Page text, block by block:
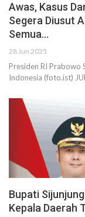
Awas, Kasus
Segera Diusut
Semua…
28 Jun 2025
Presiden RI Prabowo
Indonesia (foto.ist)
Bupati
Kepala Daerah